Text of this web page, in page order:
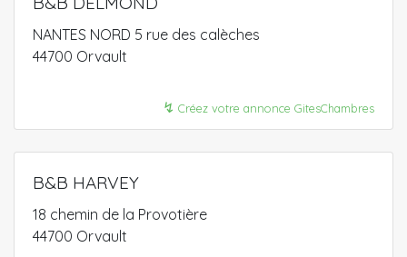
NANTES NORD 5 rue des calèches
44700 Orvault
↯ Créez votre annonce GitesChambres
B&B HARVEY
18 chemin de la Provotière
44700 Orvault